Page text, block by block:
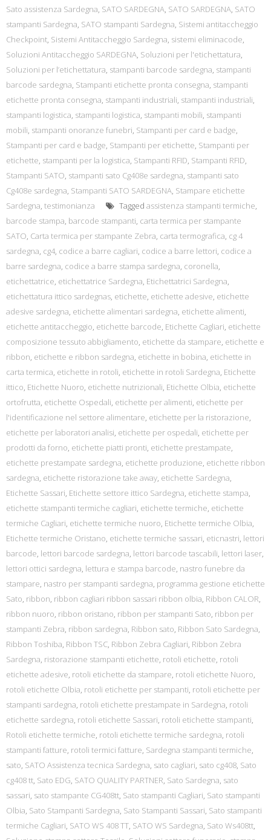
Sato assistenza Sardegna, SATO SARDEGNA, SATO SARDEGNA, SATO
stampanti Sardegna, SATO stampanti Sardegna, Sistemi antitaccheggio
Checkpoint, Sistemi Antitaccheggio Sardegna, sistemi eliminacode,
Soluzioni Antitaccheggio SARDEGNA, Soluzioni per l'etichettatura,
Soluzioni per l’etichettatura, stampanti barcode sardegna, stampanti
barcode sardegna, Stampanti etichette pronta consegna, stampanti
etichette pronta consegna, stampanti industriali, stampanti industriali,
stampanti logistica, stampanti logistica, stampanti mobili, stampanti
mobili, stampanti onoranze funebri, Stampanti per card e badge,
Stampanti per card e badge, Stampanti per etichette, Stampanti per
etichette, stampanti per la logistica, Stampanti RFID, Stampanti RFID,
Stampanti SATO, stampanti sato Cg408e sardegna, stampanti sato
Cg408e sardegna, Stampanti SATO SARDEGNA, Stampare etichette
Sardegna, testimonianza Tagged assistenza stampanti termiche,
barcode stampa, barcode stampanti, carta termica per stampante
SATO, Carta termica per stampante Zebra, carta termografica, cg 4
sardegna, cg4, codice a barre cagliari, codice a barre lettori, codice a
barre sardegna, codice a barre stampa sardegna, coronella,
etichettatrice, etichettatrice Sardegna, Etichettatrici Sardegna,
etichettatura ittico sardegnas, etichette, etichette adesive, etichette
adesive sardegna, etichette alimentari sardegna, etichette alimenti,
etichette antitaccheggio, etichette barcode, Etichette Cagliari, etichette
composizione tessuto abbigliamento, etichette da stampare, etichette e
ribbon, etichette e ribbon sardegna, etichette in bobina, etichette in
carta termica, etichette in rotoli, etichette in rotoli Sardegna, Etichette
ittico, Etichette Nuoro, etichette nutrizionali, Etichette Olbia, etichette
ortofrutta, etichette Ospedali, etichette per alimenti, etichette per
l'identificazione nel settore alimentare, etichette per la ristorazione,
etichette per laboratori analisi, etichette per ospedali, etichette per
prodotti da forno, etichette piatti pronti, etichette prestampate,
etichette prestampate sardegna, etichette produzione, etichette ribbon
sardegna, etichette ristorazione take away, etichette Sardegna,
Etichette Sassari, Etichette settore ittico Sardegna, etichette stampa,
etichette stampanti termiche cagliari, etichette termiche, etichette
termiche Cagliari, etichette termiche nuoro, Etichette termiche Olbia,
Etichette termiche Oristano, etichette termiche sassari, eticnastri, lettori
barcode, lettori barcode sardegna, lettori barcode tascabili, lettori laser,
lettori ottici sardegna, lettura e stampa barcode, nastro funebre da
stampare, nastro per stampanti sardegna, programma gestione etichette
Sato, ribbon, ribbon cagliari ribbon sassari ribbon olbia, Ribbon CALOR,
ribbon nuoro, ribbon oristano, ribbon per stampanti Sato, ribbon per
stampanti Zebra, ribbon sardegna, Ribbon sato, Ribbon Sato Sardegna,
Ribbon Toshiba, Ribbon TSC, Ribbon Zebra Cagliari, Ribbon Zebra
Sardegna, ristorazione stampanti etichette, rotoli etichette, rotoli
etichette adesive, rotoli etichette da stampare, rotoli etichette Nuoro,
rotoli etichette Olbia, rotoli etichette per stampanti, rotoli etichette per
stampanti sardegna, rotoli etichette prestampate in Sardegna, rotoli
etichette sardegna, rotoli etichette Sassari, rotoli etichette stampanti,
Rotoli etichette termiche, rotoli etichette termiche sardegna, rotoli
stampanti fatture, rotoli termici fatture, Sardegna stampanti termiche,
sato, SATO Assistenza tecnica Sardegna, sato cagliari, sato cg408, Sato
cg408 tt, Sato EDG, SATO QUALITY PARTNER, Sato Sardegna, sato
sassari, sato stampante CG408tt, Sato stampanti Cagliari, Sato stampanti
Olbia, Sato Stampanti Sardegna, Sato Stampanti Sassari, Sato stampanti
termiche Cagliari, SATO WS 408 TT, SATO WS Sardegna, Sato Ws408tt,